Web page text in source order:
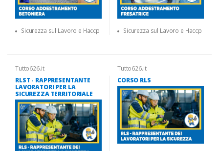
Sicurezza sul Lavoro e Haccp Sicurezza sul Lavoro e Haccp
Tutto626.it
RLST - RAPPRESENTANTE
LAVORATORI PER LA
SICUREZZA TERRITORIALE
Tutto626.it
CORSO RLS